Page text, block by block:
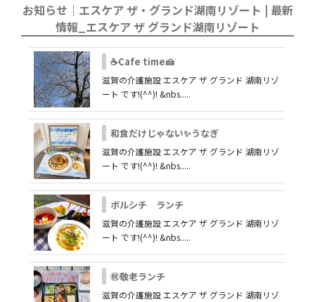
お知らせ｜エスケア ザ・グランド湖南リゾート | 最新
情報_エスケア ザ グランド湖南リゾート
☕Cafe time🍰
滋賀の介護施設 エスケア ザ グランド 湖南リゾ
ート です!(^^)! &nbs.....
和食だけじゃない✨うなぎ
滋賀の介護施設 エスケア ザ グランド 湖南リゾ
ート です!(^^)! &nbs.....
ボルシチ ランチ
滋賀の介護施設 エスケア ザ グランド 湖南リゾ
ート です!(^^)! &nbs.....
㊗敬老ランチ
滋賀の介護施設 エスケア ザ グランド 湖南リゾ